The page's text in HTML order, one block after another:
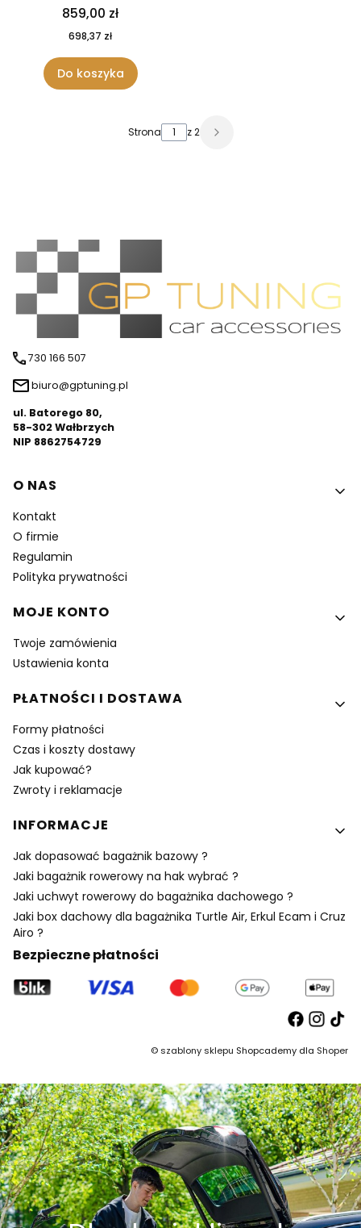
859,00 zł
698,37 zł
Do koszyka
Strona z 2
730 166 507
biuro@gptuning.pl
ul. Batorego 80,
58-302 Wałbrzych
NIP 8862754729
Linki w stopce
O NAS
Kontakt
O firmie
Regulamin
Polityka prywatności
MOJE KONTO
Twoje zamówienia
Ustawienia konta
PŁATNOŚCI I DOSTAWA
Formy płatności
Czas i koszty dostawy
Jak kupować?
Zwroty i reklamacje
INFORMACJE
Jak dopasować bagażnik bazowy ?
Jaki bagażnik rowerowy na hak wybrać ?
Jaki uchwyt rowerowy do bagażnika dachowego ?
Jaki box dachowy dla bagażnika Turtle Air, Erkul Ecam i Cruz
Airo ?
Bezpieczne płatności
©szablony sklepu Shopcademy dla Shoper